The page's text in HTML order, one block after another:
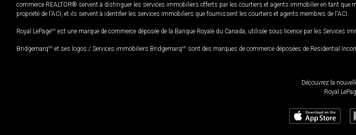
commerce REALTOR® servent à distinguer les services immobiliers offerts par les courtiers et agents immobilier en tant
propriété de l'ACI, et ils servent à identifier les services immobiliers que fournissent les courtiers et agents membres de l'ACI.
Royal LePageMD est une marque de commerce déposée de la Banque Royale du Canada, utilisée sous licence par les Services
BridgemarqMD et ses logos / Services immobiliers BridgemarqMD sont des marques de commerce déposées de Residential
Découvrez la
Royal